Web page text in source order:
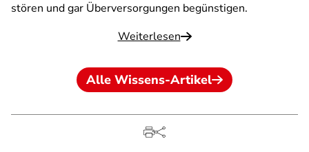
stören und gar Überversorgungen begünstigen.
Weiterlesen
Alle Wissens-Artikel